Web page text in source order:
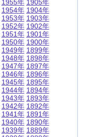
1955年
1954年
1953年
1952年
1951年
1950年
1949年
1948年
1947年
1946年
1945年
1944年
1943年
1942年
1941年
1940年
1939年
1905年
1904年
1903年
1902年
1901年
1900年
1899年
1898年
1897年
1896年
1895年
1894年
1893年
1892年
1891年
1890年
1889年